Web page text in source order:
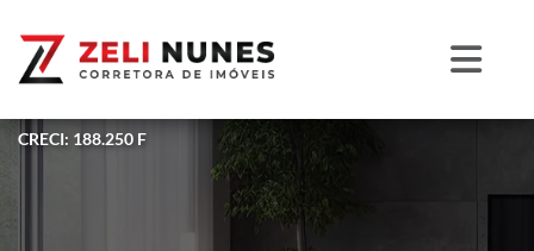
CRECI: 188.250 F